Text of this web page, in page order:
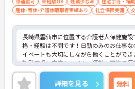
産休･育休･介護休暇取得実績あり
社会保険完備
長崎県雲仙市に位置する介護老人保健施設
格・経験は不問です！日勤のみのお仕事な
イベートも大切にしながら働くことができ
料駐車場も完備！マイカー通勤も可能で便
ご興味をお持ちの方はお気軽にお問い合わ
い。
詳細を見る 無料